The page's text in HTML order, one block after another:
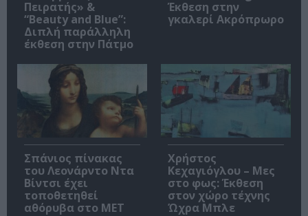
Πειρατής» &
“Beauty and Blue”:
Διπλή παράλληλη
έκθεση στην Πάτμο
Έκθεση στην
γκαλερί Ακρόπρωρο
Σπάνιος πίνακας
του Λεονάρντο Ντα
Βίντσι έχει
τοποθετηθεί
αθόρυβα στο MET
Χρήστος
Κεχαγιόγλου – Μες
στο φως: Έκθεση
στον χώρο τέχνης
Ώχρα Μπλε